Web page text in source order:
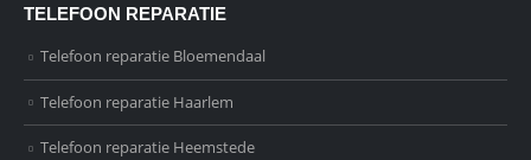
TELEFOON REPARATIE
Telefoon reparatie Bloemendaal
Telefoon reparatie Haarlem
Telefoon reparatie Heemstede